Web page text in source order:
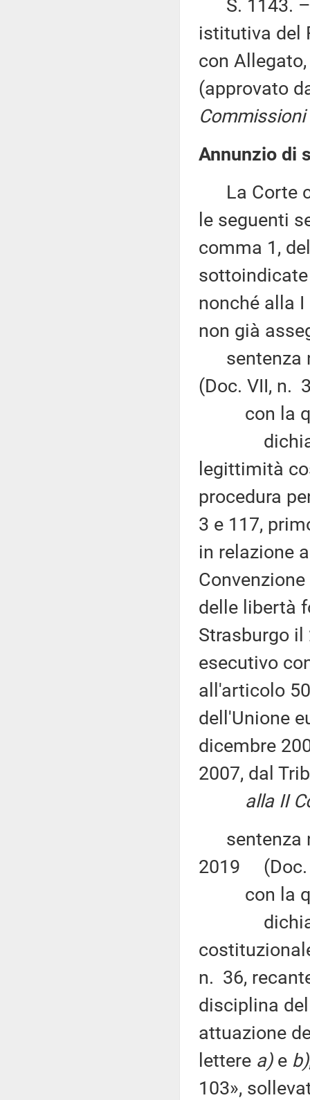
S. 1143. –
istitutiva del
con
(approvato
Commissioni
Annunzio di
La Corte
le seguenti
comma 1,
nonché alla
non già
sentenza
(Doc. VII, n.
con la
dichiara
legittimità
procedura
3 e 117,
in relazione
delle libertà
Strasburgo il
esecutivo
all'articolo
dell'Unione
dicembre
2007, dal
alla II
sentenza
2019 (Doc.
con la
dichiara
n. 36,
disciplina
attuazione
lettere a)e b)
103»,